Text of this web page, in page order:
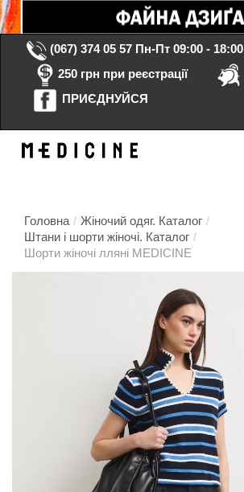
(067) 374 05 57 Пн-Пт 09:00 - 18:00
250 грн при реєстрації
ПРИЄДНУЙСЯ
Головна / Жіночий одяг. Каталог /
Штани і шорти жіночі. Каталог /
Шорти жіночі лляні MEDICINE